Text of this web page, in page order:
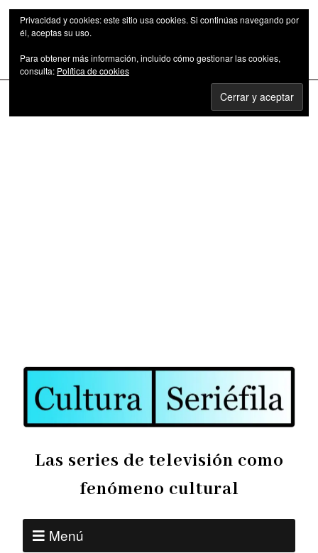
Las series de televisión como fenómeno cultural
Las series de televisión como
fenómeno cultural
Menú
Privacidad y cookies: este sitio usa cookies. Si continúas navegando por
él, aceptas su uso.
Para obtener más información, incluido cómo gestionar las cookies,
consulta: Política de cookies